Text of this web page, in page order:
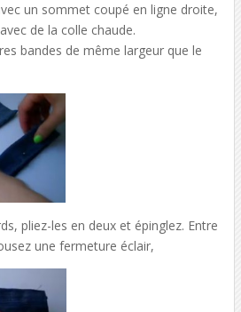
un sommet coupé en ligne droite,
de la colle chaude.
bandes de même largeur que le
pliez-les en deux et épinglez. Entre
une fermeture éclair,